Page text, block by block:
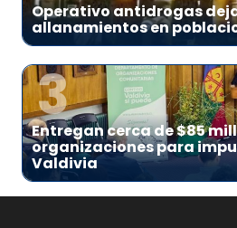
Operativo antidrogas
allanamientos en
3
Entregan cerca de $85
organizaciones para
Valdivia